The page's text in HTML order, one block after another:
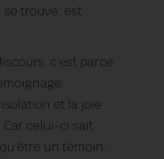
trouve, est
c’est parce
et la joie
celui-ci sait
un témoin,